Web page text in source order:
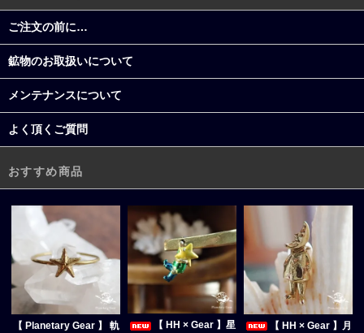
ご注文の前に…
鉱物のお取扱いについて
メンテナンスについて
よく頂くご質問
おすすめ商品
【 Planetary Gear 】 軌
【 HH × Gear 】星
【 HH × Gear 】月